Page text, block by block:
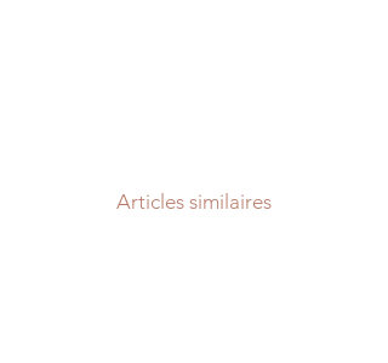
Articles similaires